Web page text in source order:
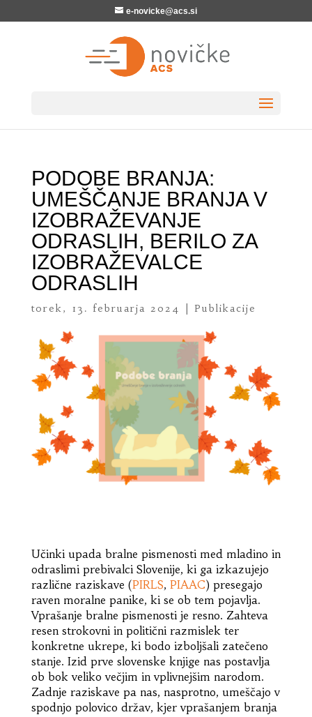
e-novicke@acs.si
PODOBE BRANJA:
UMEŠČANJE BRANJA V
IZOBRAŽEVANJE
ODRASLIH, BERILO ZA
IZOBRAŽEVALCE
ODRASLIH
torek, 13. februarja 2024 Publikacije
Učinki upada bralne pismenosti med mladino in
odraslimi prebivalci Slovenije, ki ga izkazujejo
različne raziskave (PIRLS, PIAAC) presegajo
raven moralne panike, ki se ob tem pojavlja.
Vprašanje bralne pismenosti je resno. Zahteva
resen strokovni in politični razmislek ter
konkretne ukrepe, ki bodo izboljšali zatečeno
stanje. Izid prve slovenske knjige nas postavlja
ob bok veliko večjim in vplivnejšim narodom.
Zadnje raziskave pa nas, nasprotno, umeščajo v
spodnjo polovico držav, kjer vprašanjem branja